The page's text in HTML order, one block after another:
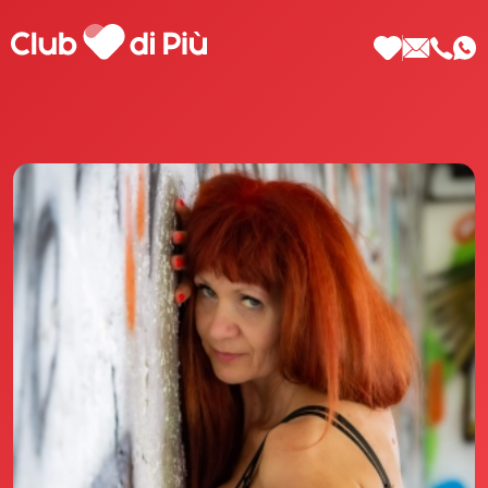
Scopri Club di Più
Le testimonianze Club di Più
La fondatrice Valeria Pilla
Annunci Donne
Agenzia matrimoniale Club di Più
Love Notebook